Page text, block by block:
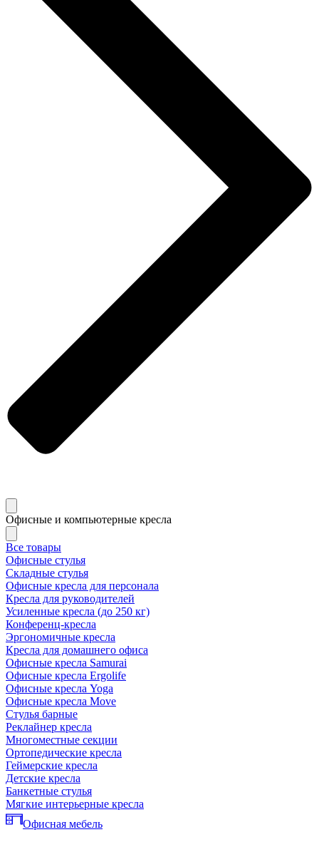
Офисные и компьютерные кресла
Все товары
Офисные стулья
Складные стулья
Офисные кресла для персонала
Кресла для руководителей
Усиленные кресла (до 250 кг)
Конференц-кресла
Эргономичные кресла
Кресла для домашнего офиса
Офисные кресла Samurai
Офисные кресла Ergolife
Офисные кресла Yoga
Офисные кресла Move
Стулья барные
Реклайнер кресла
Многоместные секции
Ортопедические кресла
Геймерские кресла
Детские кресла
Банкетные стулья
Мягкие интерьерные кресла
Офисная мебель